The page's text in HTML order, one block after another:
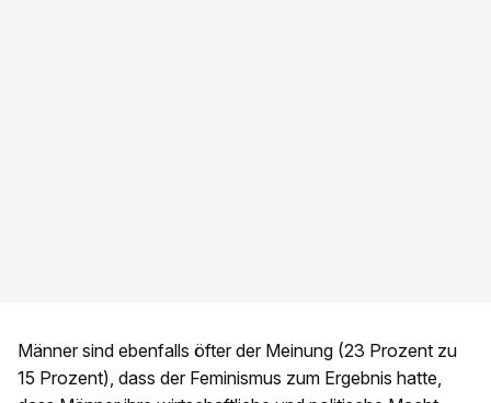
Männer sind ebenfalls öfter der Meinung (23 Prozent zu
15 Prozent), dass der Feminismus zum Ergebnis hatte,